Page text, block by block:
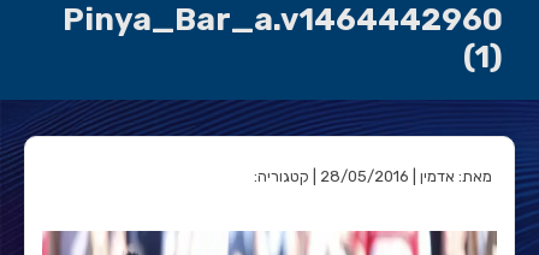
Pinya_Bar_a.v1464442960
(1)
מאת: אדמין | 28/05/2016 | קטגוריה: